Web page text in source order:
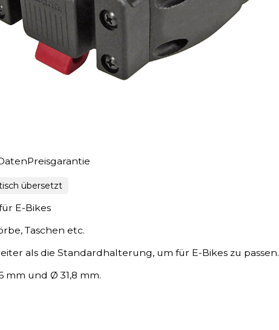
Preisgarantie
übersetzt
E-Bikes
Taschen etc.
als die Standardhalterung, um für E-Bikes zu passen.
mm und Ø 31,8 mm.